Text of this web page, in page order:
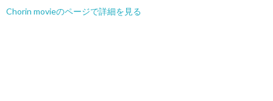
Chorin movieのページで詳細を見る